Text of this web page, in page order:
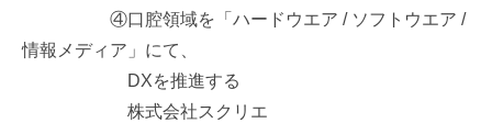
④口腔領域を「ハードウエア / ソフトウエア /
情報メディア」にて、
DXを推進する
株式会社スクリエ